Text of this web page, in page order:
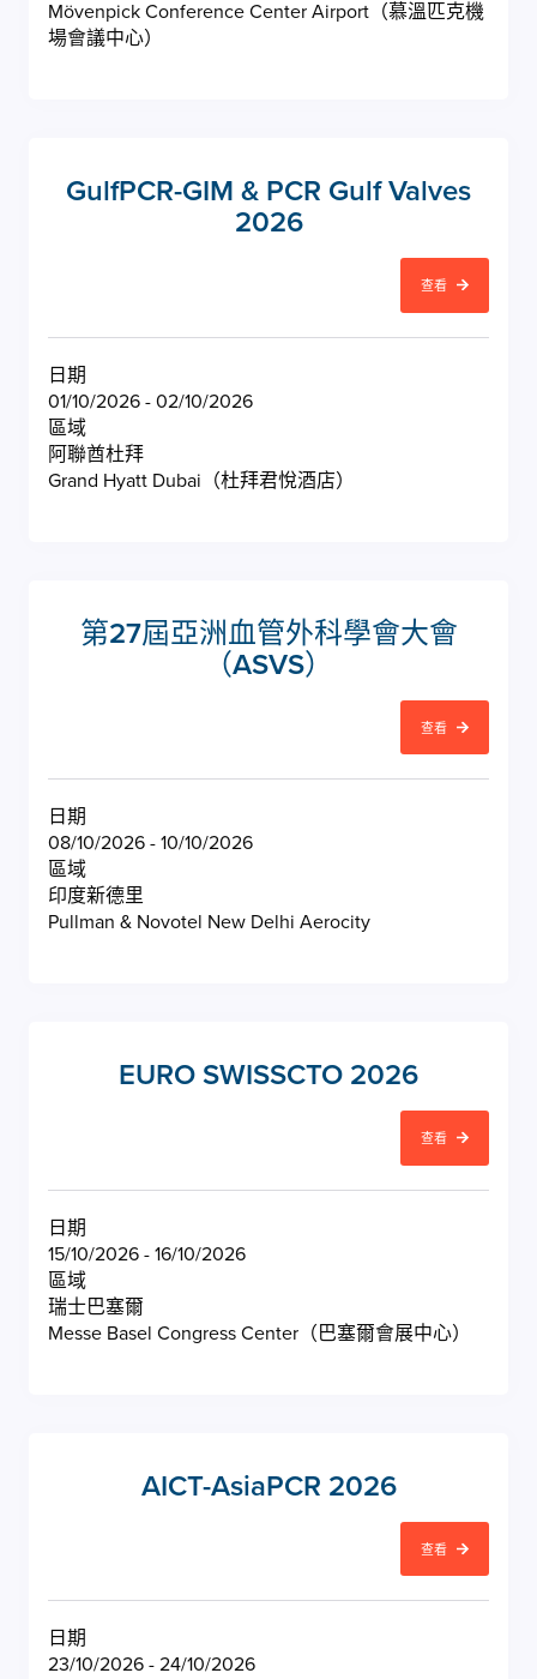
Mövenpick Conference Center Airport（慕溫匹克機
場會議中心）
GulfPCR-GIM & PCR Gulf Valves
2026
查看
日期
01/10/2026 - 02/10/2026
區域
阿聯酋杜拜
Grand Hyatt Dubai（杜拜君悅酒店）
第27屆亞洲血管外科學會大會
（ASVS）
查看
日期
08/10/2026 - 10/10/2026
區域
印度新德里
Pullman & Novotel New Delhi Aerocity
EURO SWISSCTO 2026
查看
日期
15/10/2026 - 16/10/2026
區域
瑞士巴塞爾
Messe Basel Congress Center（巴塞爾會展中心）
AICT-AsiaPCR 2026
查看
日期
23/10/2026 - 24/10/2026